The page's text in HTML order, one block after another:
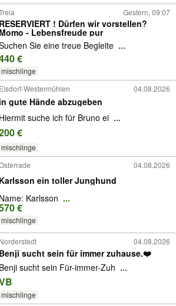
Gestern, 09:07
RESERVIERT ! Dürfen wir vorstellen?
Momo - Lebensfreude pur
Sie eine treue Begleite ...
€
mischlinge
Elsdorf-Westermühlen 04.08.2026
in gute Hände abzugeben
Hiermit suche ich für Bruno ei ...
€
mischlinge
04.08.2026
Karlsson ein toller Junghund
Name: Karlsson ...
€
mischlinge
Norderstedt 04.08.2026
Benji sucht sein für immer zuhause.❤️
Benji sucht sein Für-immer-Zuh ...
mischlinge